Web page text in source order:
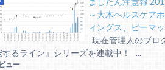
～大木ヘルスケア
ィングス、ビーマ
現在管理人のブロ
するライン』シリーズを連載中！ ...
ュー